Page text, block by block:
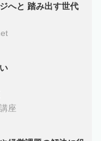
へと 踏み出す世代
座